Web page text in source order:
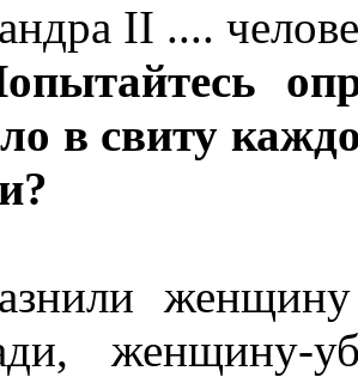
II ....
в свиту
женщину-